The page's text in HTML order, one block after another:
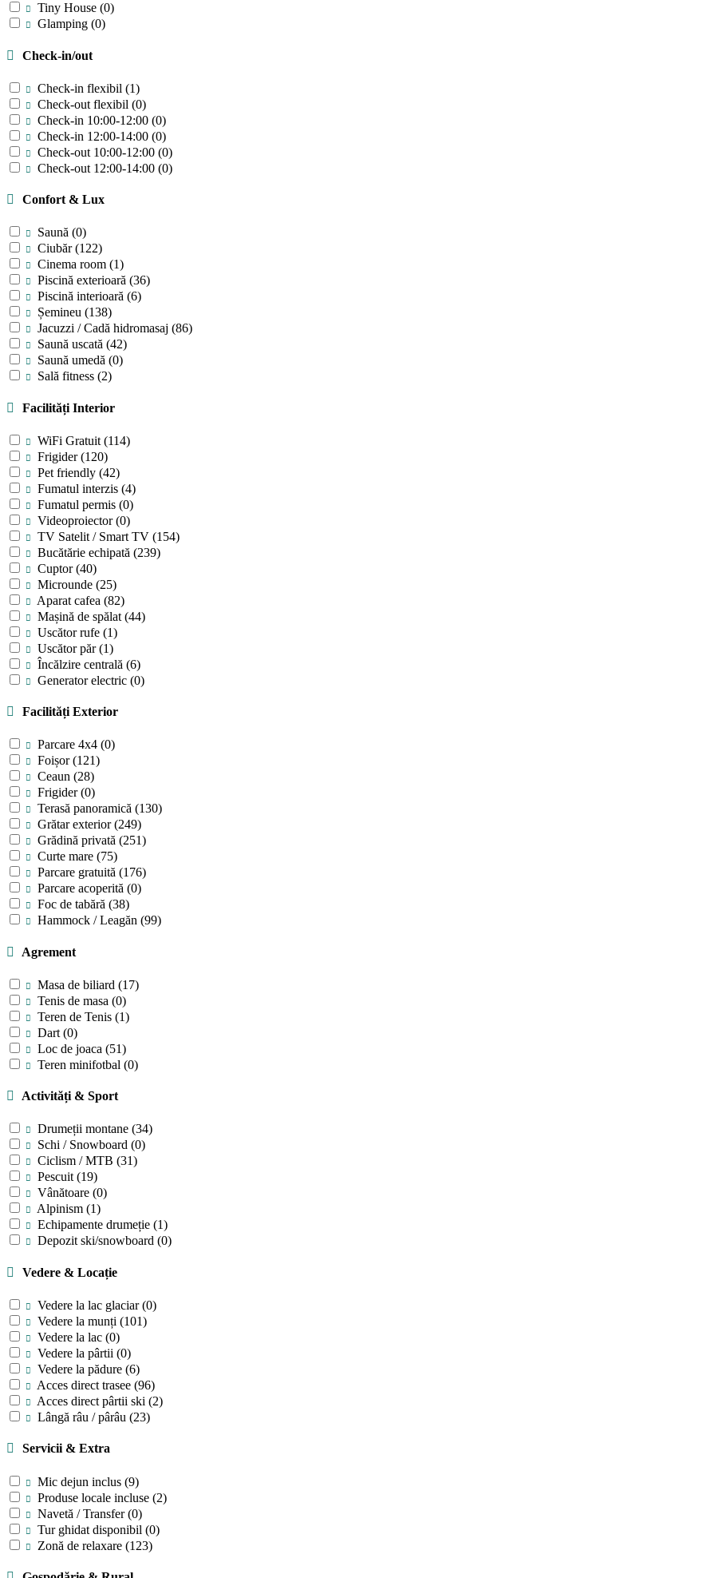
Tiny House (0)
Glamping (0)
Check-in/out
Check-in flexibil (1)
Check-out flexibil (0)
Check-in 10:00-12:00 (0)
Check-in 12:00-14:00 (0)
Check-out 10:00-12:00 (0)
Check-out 12:00-14:00 (0)
Confort & Lux
Saună (0)
Ciubăr(122)
Cinema room (1)
Piscină exterioară (36)
Piscină interioară (6)
Șemineu (138)
Jacuzzi / Cadă hidromasaj (86)
Saună uscată (42)
Saună umedă (0)
Sală fitness (2)
Facilități Interior
WiFi Gratuit (114)
Frigider(120)
Pet friendly (42)
Fumatul interzis (4)
Fumatul permis (0)
Videoproiector(0)
TV Satelit / Smart TV (154)
Bucătărie echipată (239)
Cuptor(40)
Microunde (25)
Aparat cafea (82)
Mașină de spălat (44)
Uscător rufe (1)
Uscător păr(1)
Încălzire centrală (6)
Generator electric (0)
Facilități Exterior
Parcare 4x4 (0)
Foișor(121)
Ceaun (28)
Frigider(0)
Terasă panoramică (130)
Grătar exterior(249)
Grădină privată (251)
Curte mare (75)
Parcare gratuită (176)
Parcare acoperită (0)
Foc de tabără (38)
Hammock / Leagăn (99)
Agrement
Masa de biliard (17)
Tenis de masa (0)
Teren de Tenis (1)
Dart (0)
Loc de joaca (51)
Teren minifotbal (0)
Activități & Sport
Drumeții montane (34)
Schi / Snowboard (0)
Ciclism / MTB (31)
Pescuit(19)
Vânătoare (0)
Alpinism (1)
Echipamente drumeție (1)
Depozit ski/snowboard (0)
Vedere & Locație
Vedere la lac glaciar(0)
Vedere la munți (101)
Vedere la lac (0)
Vedere la pârtii (0)
Vedere la pădure (6)
Acces direct trasee (96)
Acces direct pârtii ski (2)
Lângă râu / pârâu (23)
Servicii & Extra
Mic dejun inclus (9)
Produse locale incluse (2)
Navetă / Transfer(0)
Tur ghidat disponibil (0)
Zonă de relaxare (123)